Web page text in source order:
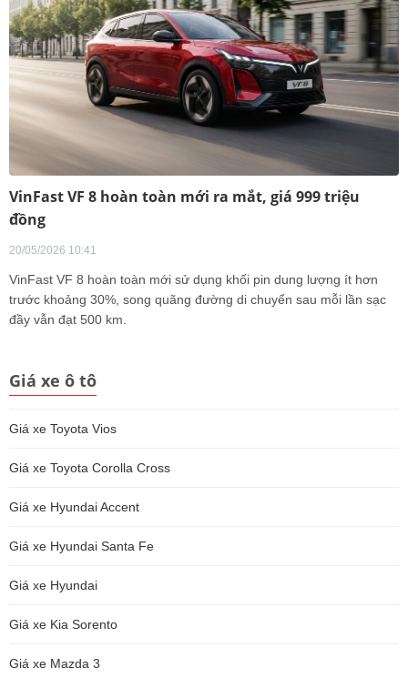
VinFast VF 8 hoàn toàn mới ra mắt, giá 999 triệu
đồng
20/05/2026 10:41
VinFast VF 8 hoàn toàn mới sử dụng khối pin dung lượng ít hơn
trước khoảng 30%, song quãng đường di chuyển sau mỗi lần sạc
đầy vẫn đạt 500 km.
Giá xe ô tô
Giá xe Toyota Vios
Giá xe Toyota Corolla Cross
Giá xe Hyundai Accent
Giá xe Hyundai Santa Fe
Giá xe Hyundai
Giá xe Kia Sorento
Giá xe Mazda 3